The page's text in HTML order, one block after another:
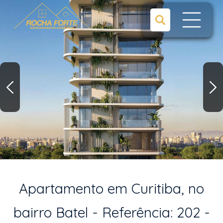
Apartamento em Curitiba, no
bairro Batel - Referência: 202 -